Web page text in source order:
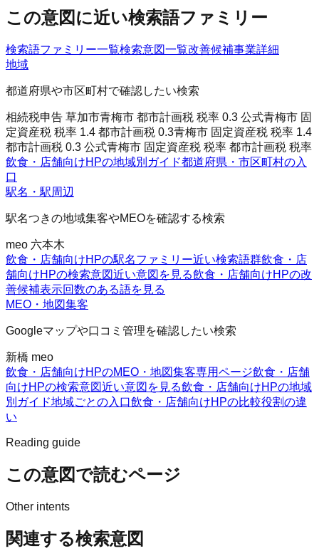
この意図に近い検索語ファミリー
検索語ファミリー一覧検索意図一覧改善候補事業詳細
地域
都道府県や市区町村で確認したい検索
相続税申告 草加市青梅市 都市計画税 税率 0.3 公式青梅市 固
定資産税 税率 1.4 都市計画税 0.3青梅市 固定資産税 税率 1.4
都市計画税 0.3 公式青梅市 固定資産税 税率 都市計画税 税率
飲食・店舗向けHPの地域別ガイド都道府県・市区町村の入
口
駅名・駅周辺
駅名つきの地域集客やMEOを確認する検索
meo 六本木
飲食・店舗向けHPの駅名ファミリー近い検索語群飲食・店
舗向けHPの検索意図近い意図を見る飲食・店舗向けHPの改
善候補表示回数のある語を見る
MEO・地図集客
Googleマップや口コミ管理を確認したい検索
新橋 meo
飲食・店舗向けHPのMEO・地図集客専用ページ飲食・店舗
向けHPの検索意図近い意図を見る飲食・店舗向けHPの地域
別ガイド地域ごとの入口飲食・店舗向けHPの比較役割の違
い
Reading guide
この意図で読むページ
Other intents
関連する検索意図